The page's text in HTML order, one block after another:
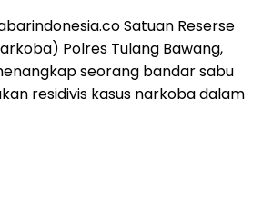
Satuan Reserse
Polres Tulang Bawang,
seorang bandar sabu
residivis kasus narkoba dalam